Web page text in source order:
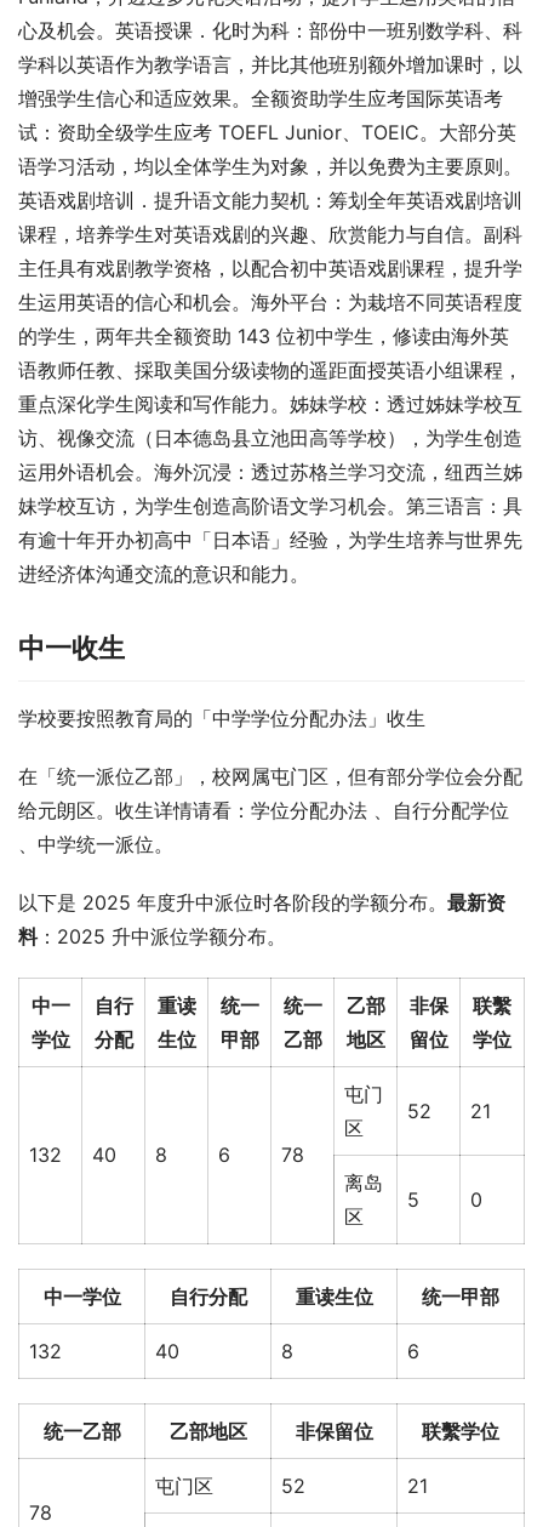
心及机会。英语授课．化时为科：部份中一班别数学科、科
学科以英语作为教学语言，并比其他班别额外增加课时，以
增强学生信心和适应效果。全额资助学生应考国际英语考
试：资助全级学生应考 TOEFL Junior、TOEIC。大部分英
语学习活动，均以全体学生为对象，并以免费为主要原则。
英语戏剧培训．提升语文能力契机：筹划全年英语戏剧培训
课程，培养学生对英语戏剧的兴趣、欣赏能力与自信。副科
主任具有戏剧教学资格，以配合初中英语戏剧课程，提升学
生运用英语的信心和机会。海外平台：为栽培不同英语程度
的学生，两年共全额资助 143 位初中学生，修读由海外英
语教师任教、採取美国分级读物的遥距面授英语小组课程，
重点深化学生阅读和写作能力。姊妹学校：透过姊妹学校互
访、视像交流（日本德岛县立池田高等学校），为学生创造
运用外语机会。海外沉浸：透过苏格兰学习交流，纽西兰姊
妹学校互访，为学生创造高阶语文学习机会。第三语言：具
有逾十年开办初高中「日本语」经验，为学生培养与世界先
进经济体沟通交流的意识和能力。
中一收生
学校要按照教育局的「中学学位分配办法」收生
在「统一派位乙部」，校网属屯门区，但有部分学位会分配
给元朗区。收生详情请看：学位分配办法 、自行分配学位
、中学统一派位。
以下是 2025 年度升中派位时各阶段的学额分布。 最新资
料：2025 升中派位学额分布。
中一
学位
自行
分配
重读
生位
统一
甲部
统一
乙部
乙部
地区
非保
留位
联繫
学位
132 40 8 6 78
屯门
区
52 21
离岛
区
5 0
中一学位 自行分配 重读生位 统一甲部
132 40 8 6
统一乙部 乙部地区 非保留位 联繫学位
78
屯门区 52 21